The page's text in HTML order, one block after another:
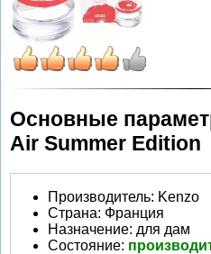
Основные
Air Summer Edition
Производитель: Kenzo
Страна: Франция
Назначение: для дам
Состояние: